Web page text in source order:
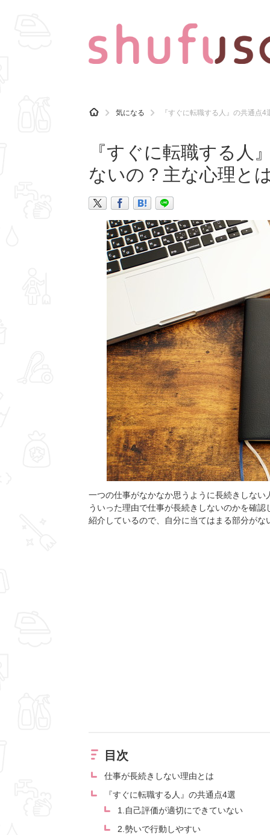
CATEGORY 記事カテゴリ
マナー 趣味
H
O
気になる 『すぐに転職する人』の共通
『すぐに転職する
ないの？主な心理と
一つの仕事がなかなか思うように長続きしな
ういった理由で仕事が長続きしないのかを確
紹介しているので、自分に当てはまる部分が
目次
仕事が長続きしない理由とは
『すぐに転職する人』の共通点4選
1.自己評価が適切にできていない
2.勢いで行動しやすい